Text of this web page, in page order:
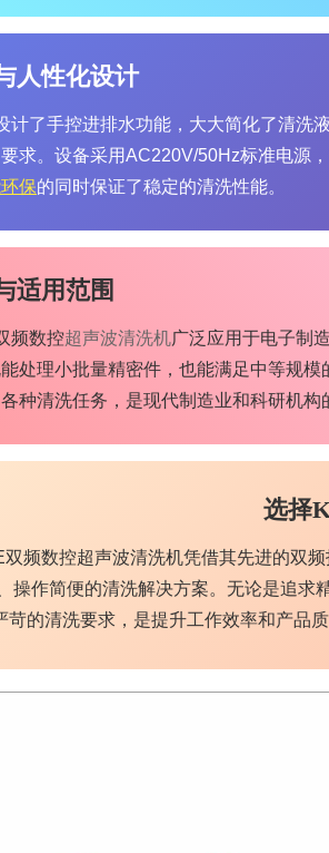
人性化设计
计了手控进排水功能，大大简化了清洗
求。设备采用AC220V/50Hz标准电源
保的同时保证了稳定的清洗性能。
适用范围
频数控超声波清洗机广泛应用于电子制
处理小批量精密件，也能满足中等规
种清洗任务，是现代制造业和科研机构
选择
频数控超声波清洗机凭借其先进的双
操作简便的清洗解决方案。无论是追求
苛的清洗要求，是提升工作效率和产品质